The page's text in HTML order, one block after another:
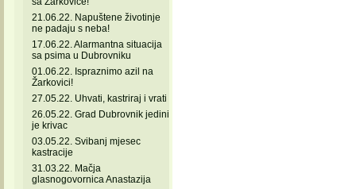
21.06.22. Napuštene životinje
ne padaju s neba!
17.06.22. Alarmantna situacija
sa psima u Dubrovniku
01.06.22. Ispraznimo azil na
Žarkovici!
27.05.22. Uhvati, kastriraj i vrati
26.05.22. Grad Dubrovnik jedini
je krivac
03.05.22. Svibanj mjesec
kastracije
31.03.22. Mačja
glasnogovornica Anastazija